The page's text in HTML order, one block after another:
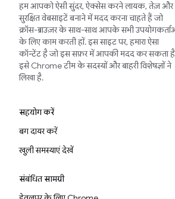
हम आपको ऐसी सुंदर, ऐक्सेस करने लायक, तेज़ और
सुरक्षित वेबसाइटें बनाने में मदद करना चाहते हैं जो
क्रॉस-ब्राउज़र के साथ-साथ आपके सभी
के लिए काम करती हों. इस साइट पर, हमारा ऐसा
कॉन्टेंट है जो इस सफ़र में आपकी मदद कर सकता
इसे Chrome टीम के सदस्यों और बाहरी विशेषज्ञों ने
लिखा है.
सहयोग करें
बग दायर करें
खुली समस्याएं देखें
संबंधित सामग्री